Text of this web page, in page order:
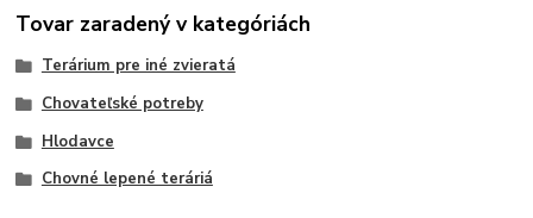
Tovar zaradený v kategóriách
Terárium pre iné zvieratá
Chovateľské potreby
Hlodavce
Chovné lepené teráriá